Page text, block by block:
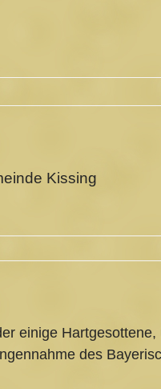
Kissing
einige
des